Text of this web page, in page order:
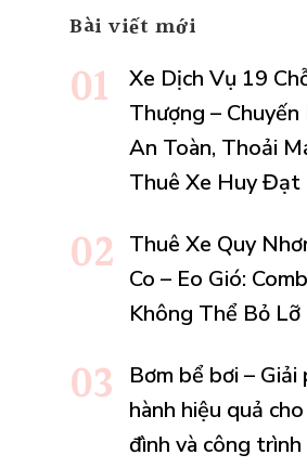
Bài viết mới
Xe Dịch Vụ 19
Thượng – Chuyến
An Toàn, Thoải
Thuê Xe Huy Đạt
Thuê Xe Quy
Co – Eo Gió:
Không Thể Bỏ Lỡ
Bơm bể bơi – Giải
hành hiệu quả
đình và công trình